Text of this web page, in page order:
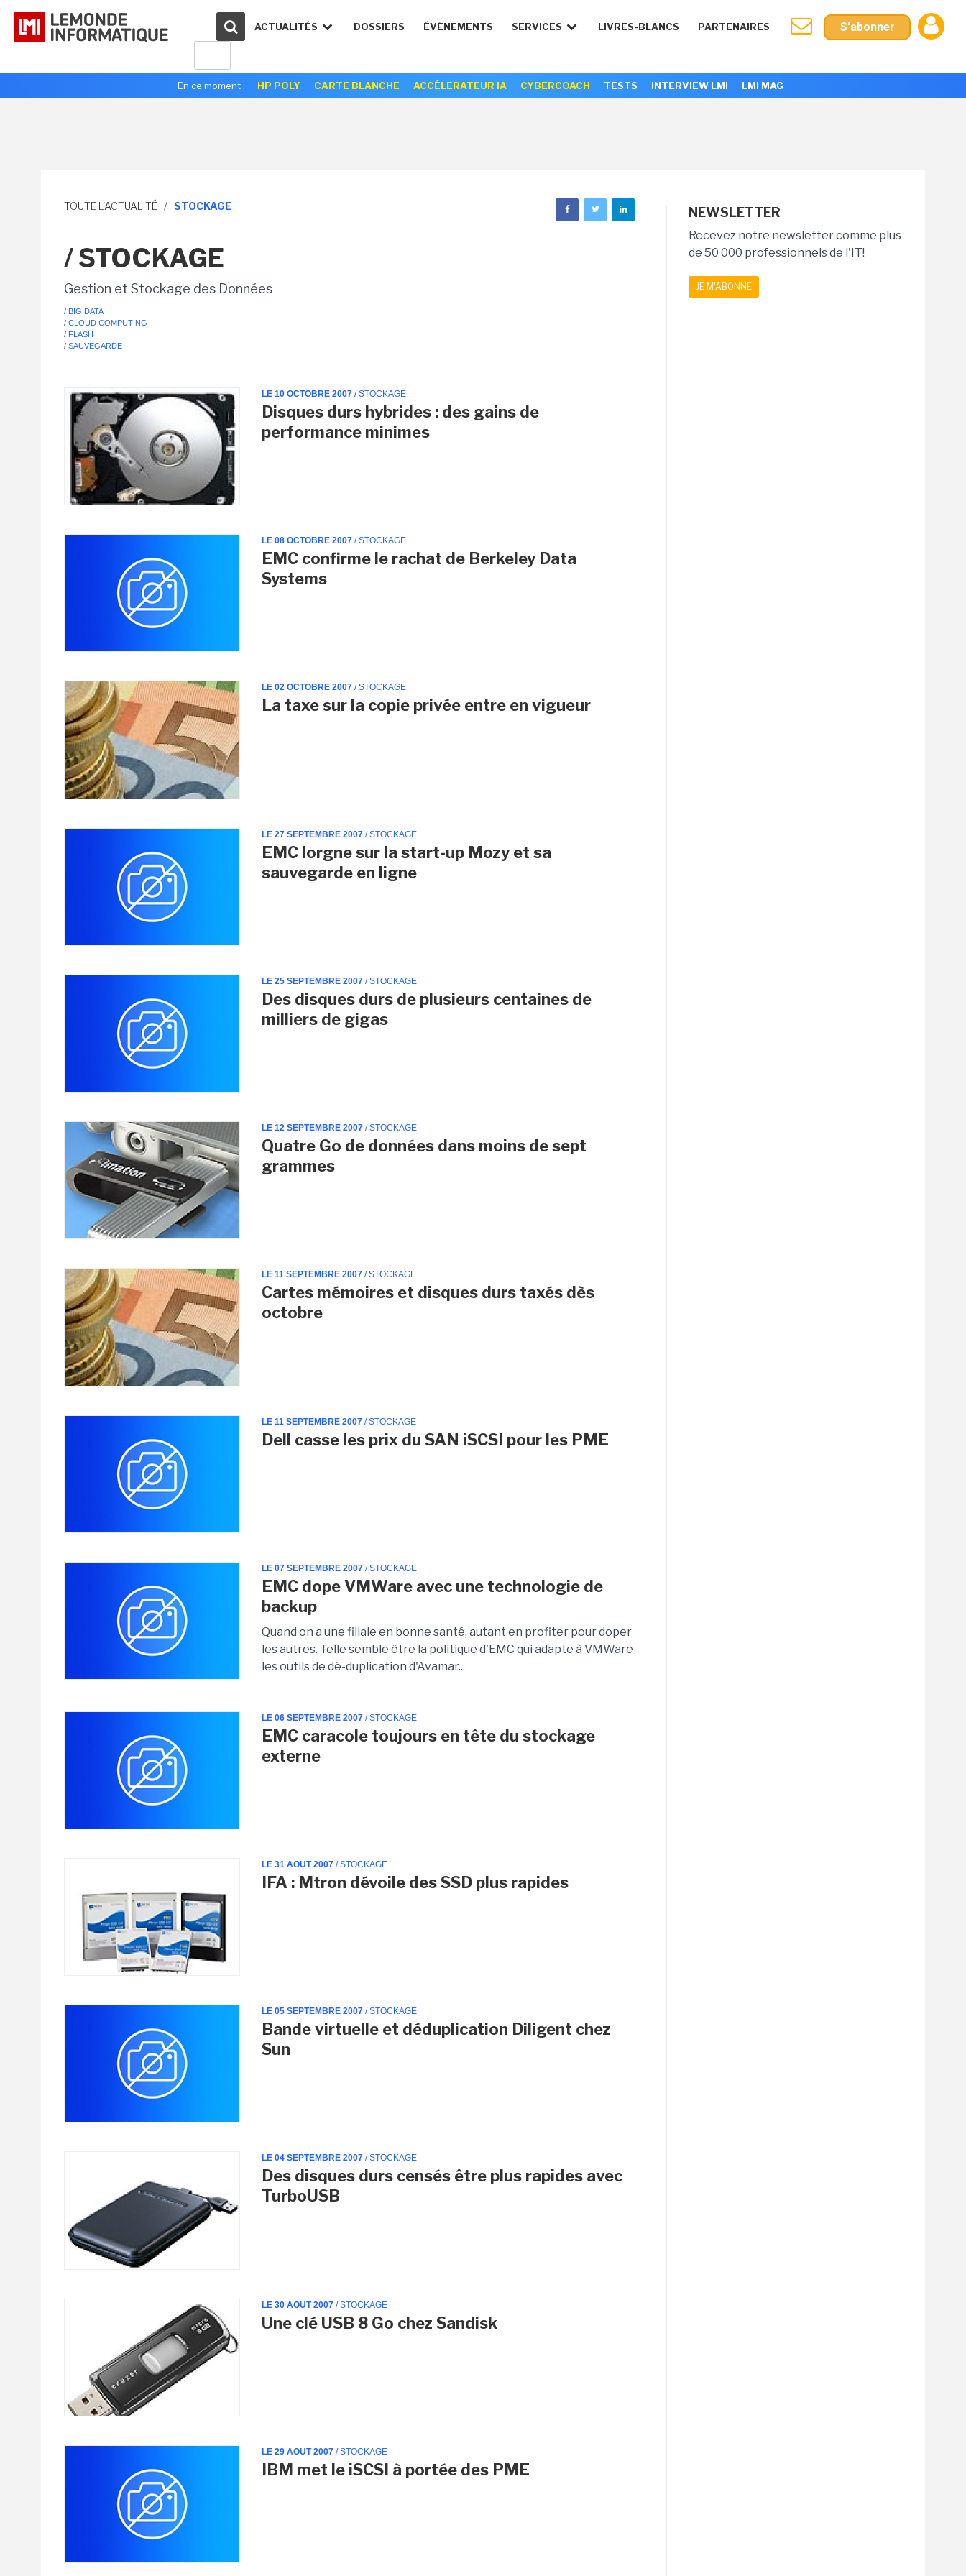
ACTUALITÉS DOSSIERS ÉVÉNEMENTS SERVICES LIVRES-BLANCS PARTENAIRES S'abonner
En ce moment : HP POLY CARTE BLANCHE ACCÉLERATEUR IA CYBERCOACH TESTS INTERVIEW LMI LMI MAG
TOUTE L'ACTUALITÉ / STOCKAGE
/ STOCKAGE
Gestion et Stockage des Données
/ BIG DATA
/ CLOUD COMPUTING
/ FLASH
/ SAUVEGARDE
LE 10 OCTOBRE 2007 / STOCKAGE
Disques durs hybrides : des gains de
performance minimes
LE 08 OCTOBRE 2007 / STOCKAGE
EMC confirme le rachat de Berkeley Data
Systems
LE 02 OCTOBRE 2007 / STOCKAGE
La taxe sur la copie privée entre en vigueur
LE 27 SEPTEMBRE 2007 / STOCKAGE
EMC lorgne sur la start-up Mozy et sa
sauvegarde en ligne
LE 25 SEPTEMBRE 2007 / STOCKAGE
Des disques durs de plusieurs centaines de
milliers de gigas
LE 12 SEPTEMBRE 2007 / STOCKAGE
Quatre Go de données dans moins de sept
grammes
LE 11 SEPTEMBRE 2007 / STOCKAGE
Cartes mémoires et disques durs taxés dès
octobre
LE 11 SEPTEMBRE 2007 / STOCKAGE
Dell casse les prix du SAN iSCSI pour les PME
LE 07 SEPTEMBRE 2007 / STOCKAGE
EMC dope VMWare avec une technologie de
backup
Quand on a une filiale en bonne santé, autant en profiter pour doper
les autres. Telle semble être la politique d'EMC qui adapte à VMWare
les outils de dé-duplication d'Avamar...
LE 06 SEPTEMBRE 2007 / STOCKAGE
EMC caracole toujours en tête du stockage
externe
LE 31 AOUT 2007 / STOCKAGE
IFA : Mtron dévoile des SSD plus rapides
LE 05 SEPTEMBRE 2007 / STOCKAGE
Bande virtuelle et déduplication Diligent chez
Sun
LE 04 SEPTEMBRE 2007 / STOCKAGE
Des disques durs censés être plus rapides avec
TurboUSB
LE 30 AOUT 2007 / STOCKAGE
Une clé USB 8 Go chez Sandisk
LE 29 AOUT 2007 / STOCKAGE
IBM met le iSCSI à portée des PME
NEWSLETTER
Recevez notre newsletter comme plus
de 50 000 professionnels de l'IT!
JE M'ABONNE